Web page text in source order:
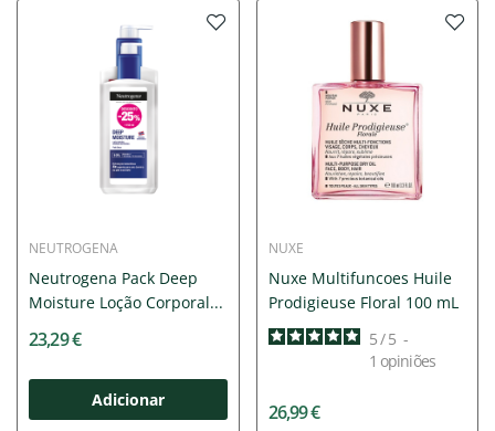
NEUTROGENA
Neutrogena Pack Deep
Moisture Loção Corporal...
23,29 €
Adicionar
NUXE
Nuxe Multifuncoes Huile
Prodigieuse Floral 100 mL
5/ 5 -
1 opiniões
26,99 €